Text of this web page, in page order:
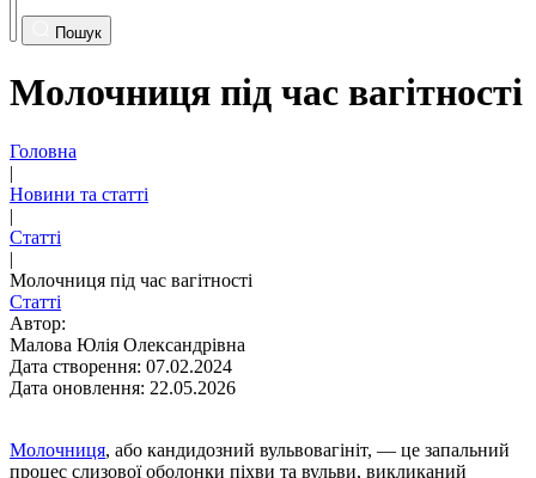
Пошук
Молочниця під час вагітності
Головна
|
Новини та статті
|
Статті
|
Молочниця під час вагітності
Статті
Автор:
Малова Юлія Олександрівна
Дата створення: 07.02.2024
Дата оновлення: 22.05.2026
Молочниця, або кандидозний вульвовагініт, — це запальний
процес слизової оболонки піхви та вульви, викликаний